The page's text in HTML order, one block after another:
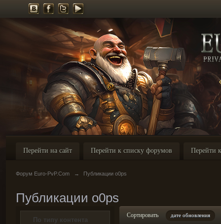
Перейти на сайт Перейти к списку форумов Перейти
Форум Euro-PvP.Com → Публикации o0ps
Публикации o0ps
По типу контента
Сортировать дате обновления